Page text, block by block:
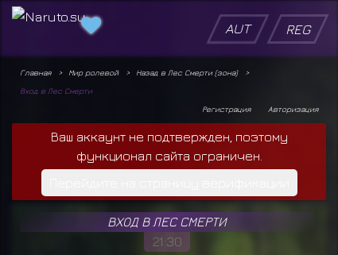
AUT REG
Главная Мир ролевой
Назад в Лес Смерти (зона)
Вход в Лес Смерти
Авторизация
Регистрация
Ваш аккаунт не подтвержден, поэтому
функционал сайта ограничен.
ВХОД В ЛЕС СМЕРТИ
21:30